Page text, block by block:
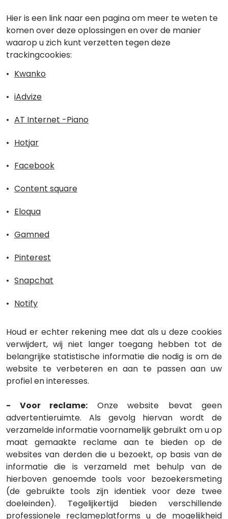
Hier is een link naar een pagina om meer te weten te
komen over deze oplossingen en over de manier
waarop u zich kunt verzetten tegen deze
trackingcookies:
Kwanko
iAdvize
AT Internet -Piano
Hotjar
Facebook
Content square
Eloqua
Gamned
Pinterest
Snapchat
Notify
Houd er echter rekening mee dat als u deze cookies
verwijdert, wij niet langer toegang hebben tot de
belangrijke statistische informatie die nodig is om de
website te verbeteren en aan te passen aan uw
profiel en interesses.
- Voor reclame: Onze website bevat geen
advertentieruimte. Als gevolg hiervan wordt de
verzamelde informatie voornamelijk gebruikt om u op
maat gemaakte reclame aan te bieden op de
websites van derden die u bezoekt, op basis van de
informatie die is verzameld met behulp van de
hierboven genoemde tools voor bezoekersmeting
(de gebruikte tools zijn identiek voor deze twee
doeleinden). Tegelijkertijd bieden verschillende
professionele reclameplatforms u de mogelijkheid